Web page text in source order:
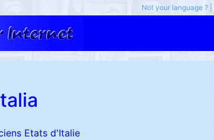
Not your language ?
Etats d'Italie